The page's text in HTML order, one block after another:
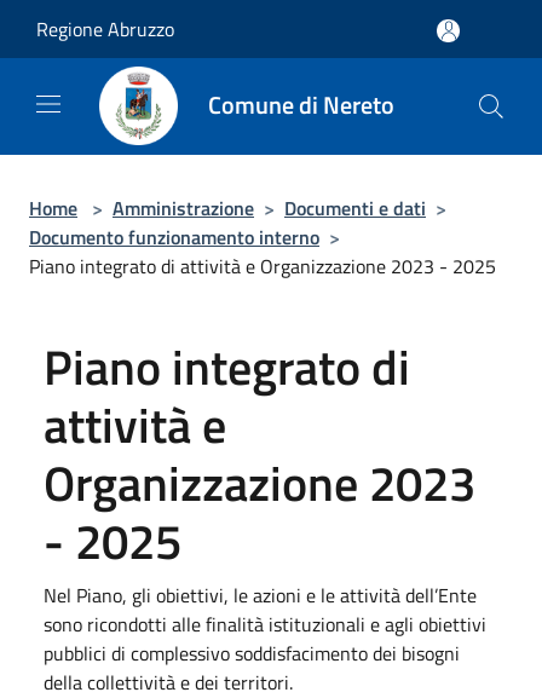
Regione Abruzzo
Comune di Nereto
Home > Amministrazione > Documenti e dati >
Documento funzionamento interno >
Piano integrato di attività e Organizzazione 2023 - 2025
Piano integrato di
attività e
Organizzazione 2023
- 2025
Nel Piano, gli obiettivi, le azioni e le attività dell’Ente
sono ricondotti alle finalità istituzionali e agli obiettivi
pubblici di complessivo soddisfacimento dei bisogni
della collettività e dei territori.